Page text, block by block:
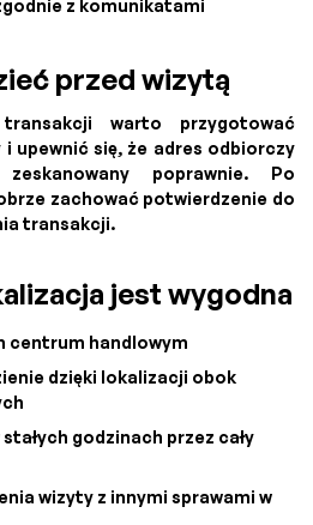
z komunikatami
przed wizytą
warto przygotować
upewnić się, że adres odbiorczy
poprawnie. Po
zachować potwierdzenie do
transakcji.
jest wygodna
centrum handlowym
dzięki lokalizacji obok
godzinach przez cały
wizyty z innymi sprawami w